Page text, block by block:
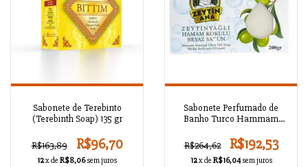
Sabonete de Terebinto
(Terebinth Soap) 135 gr
R$163,89 R$96,70
12x de R$8,06 sem juros
Sabonete Perfumado de
Banho Turco Hammam
SEAZ802C1L34
R$264,62 R$192,53
12x de R$16,04 sem juros